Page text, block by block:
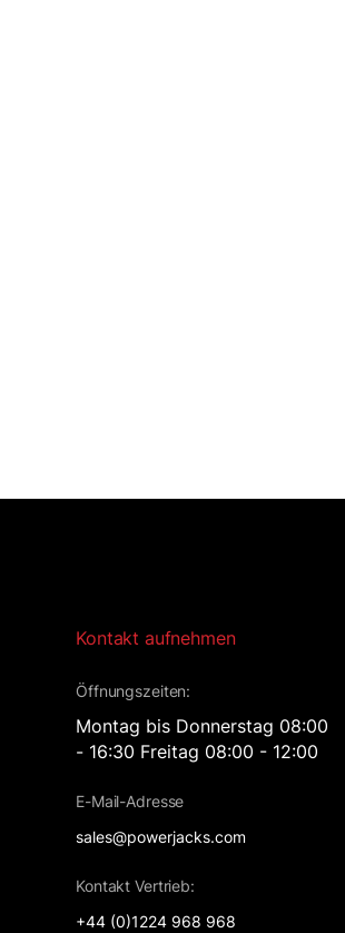
Kontakt aufnehmen
Öffnungszeiten:
Montag bis Donnerstag 08:00
- 16:30 Freitag 08:00 - 12:00
E-Mail-Adresse
sales@powerjacks.com
Kontakt Vertrieb:
+44 (0)1224 968 968